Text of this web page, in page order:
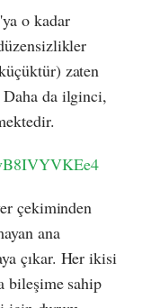
o kadar
zaten
da ilginci,
çekiminden
ana
çıkar. Her ikisi
bileşime sahip